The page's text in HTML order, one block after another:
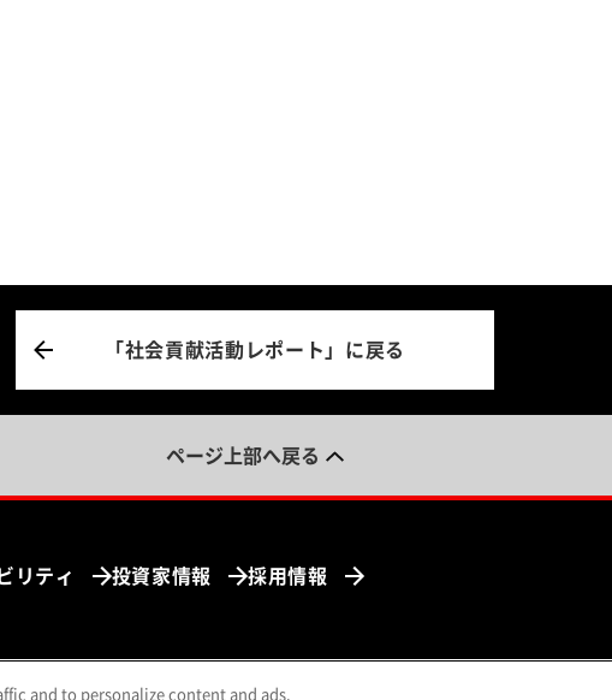
「社会貢献活動レポート」に戻る
ページ上部へ戻る
リティ 投資家情報 採用情報
and to personalize content and ads.